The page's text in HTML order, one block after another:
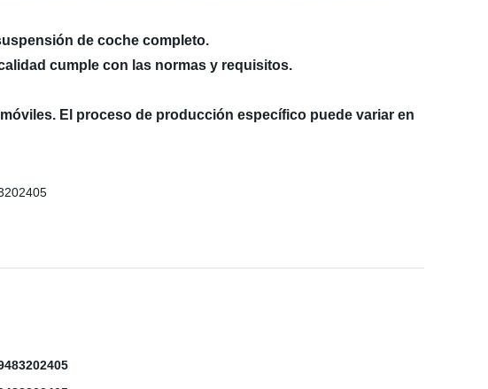
de coche completo.
cumple con las normas y requisitos.
El proceso de producción específico puede variar en